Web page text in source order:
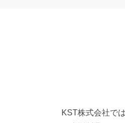
KST株式会社で